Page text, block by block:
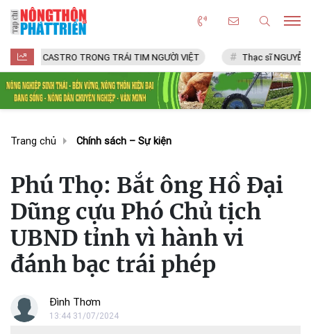
CASTRO TRONG TRÁI TIM NGƯỜI VIỆT Thạc sĩ NGUYỄN VĂN CHÍ
Trang chủ Chính sách – Sự kiện
Phú Thọ: Bắt ông Hồ Đại
Dũng cựu Phó Chủ tịch
UBND tỉnh vì hành vi
đánh bạc trái phép
Đình Thơm
13:44 31/07/2024